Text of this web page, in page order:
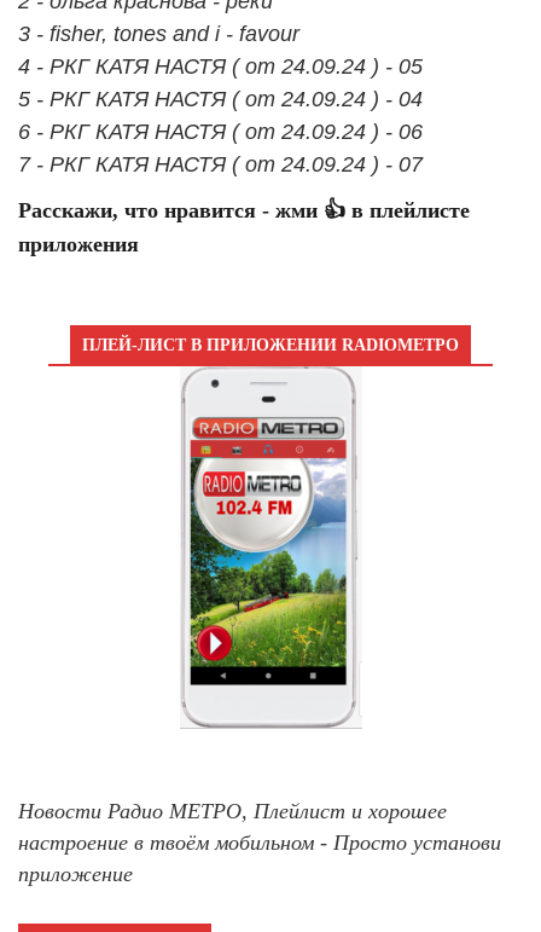
3 - fisher, tones and i - favour
4 - РКГ КАТЯ НАСТЯ ( от 24.09.24 ) - 05
5 - РКГ КАТЯ НАСТЯ ( от 24.09.24 ) - 04
6 - РКГ КАТЯ НАСТЯ ( от 24.09.24 ) - 06
7 - РКГ КАТЯ НАСТЯ ( от 24.09.24 ) - 07
Расскажи, что нравится - жми 👍 в плейлисте
приложения
ПЛЕЙ-ЛИСТ В ПРИЛОЖЕНИИ RADIOМЕТРО
Новости Радио МЕТРО, Плейлист и хорошее
настроение в твоём мобильном - Просто установи
приложение